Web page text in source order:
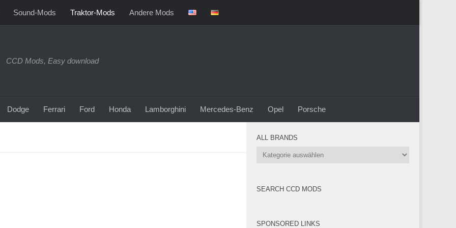
Sound-Mods Traktor-Mods Andere Mods
CCD Mods, Easy download
Dodge Ferrari Ford Honda Lamborghini Mercedes-Benz Opel Porsche
ALL BRANDS
All
SEARCH CCD MODS
SPONSORED LINKS